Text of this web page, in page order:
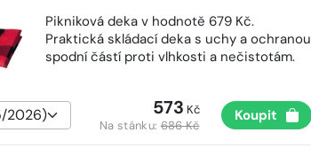
Pikniková deka v hodnotě 679 Kč.
Praktická skládací deka s uchy a ochranou
spodní částí proti vlhkosti a nečistotám.
573 Kč
Na stánku:686 Kč
Koupit